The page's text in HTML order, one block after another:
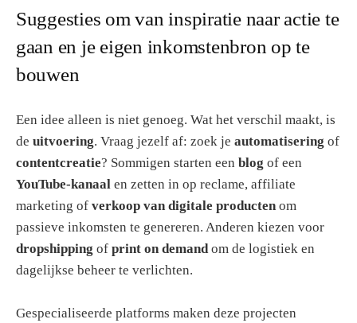
Suggesties om van inspiratie naar actie te
gaan en je eigen inkomstenbron op te
bouwen
Een idee alleen is niet genoeg. Wat het verschil maakt, is
de uitvoering. Vraag jezelf af: zoek je automatisering of
contentcreatie? Sommigen starten een blog of een
YouTube-kanaal en zetten in op reclame, affiliate
marketing of verkoop van digitale producten om
passieve inkomsten te genereren. Anderen kiezen voor
dropshipping of print on demand om de logistiek en
dagelijkse beheer te verlichten.
Gespecialiseerde platforms maken deze projecten